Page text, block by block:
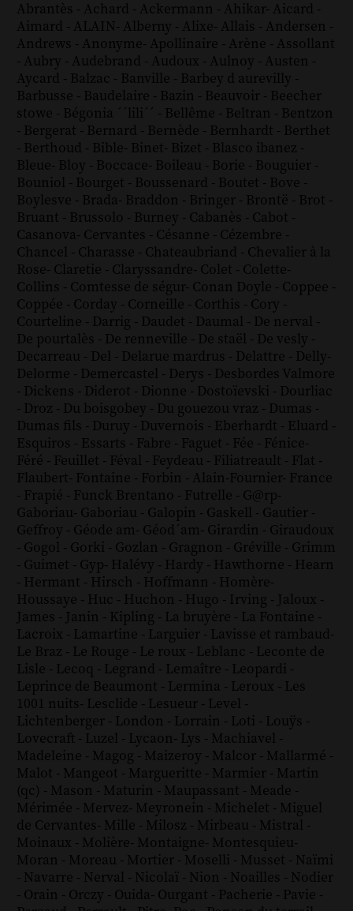
Abrantès - Achard - Ackermann - Ahikar- Aicard -
Aimard - ALAIN- Alberny - Alixe- Allais - Andersen -
Andrews - Anonyme- Apollinaire - Arène - Assollant
- Aubry - Audebrand - Audoux - Aulnoy - Austen -
Aycard - Balzac - Banville - Barbey d aurevilly -
Barbusse - Baudelaire - Bazin - Beauvoir - Beecher
stowe - Bégonia ´´lili´´ - Bellême - Beltran - Bentzon
- Bergerat - Bernard - Bernède - Bernhardt - Berthet
- Berthoud - Bible- Binet- Bizet - Blasco ibanez -
Bleue- Bloy - Boccace- Boileau - Borie - Bouguier -
Bouniol - Bourget - Boussenard - Boutet - Bove -
Boylesve - Brada- Braddon - Bringer - Brontë - Brot -
Bruant - Brussolo - Burney - Cabanès - Cabot -
Casanova- Cervantes - Césanne - Cézembre -
Chancel - Charasse - Chateaubriand - Chevalier à la
Rose- Claretie - Claryssandre- Colet - Colette-
Collins - Comtesse de ségur- Conan Doyle - Coppee -
Coppée - Corday - Corneille - Corthis - Cory -
Courteline - Darrig - Daudet - Daumal - De nerval -
De pourtalès - De renneville - De staël - De vesly -
Decarreau - Del - Delarue mardrus - Delattre - Delly-
Delorme - Demercastel - Derys - Desbordes Valmore
- Dickens - Diderot - Dionne - Dostoïevski - Dourliac
- Droz - Du boisgobey - Du gouezou vraz - Dumas -
Dumas fils - Duruy - Duvernois - Eberhardt - Eluard -
Esquiros - Essarts - Fabre - Faguet - Fée - Fénice-
Féré - Feuillet - Féval - Feydeau - Filiatreault - Flat -
Flaubert- Fontaine - Forbin - Alain-Fournier- France
- Frapié - Funck Brentano - Futrelle - G@rp-
Gaboriau- Gaboriau - Galopin - Gaskell - Gautier -
Geffroy - Géode am- Géod´am- Girardin - Giraudoux
- Gogol - Gorki - Gozlan - Gragnon - Gréville - Grimm
- Guimet - Gyp- Halévy - Hardy - Hawthorne - Hearn
- Hermant - Hirsch - Hoffmann - Homère-
Houssaye - Huc - Huchon - Hugo - Irving - Jaloux -
James - Janin - Kipling - La bruyère - La Fontaine -
Lacroix - Lamartine - Larguier - Lavisse et rambaud-
Le Braz - Le Rouge - Le roux - Leblanc - Leconte de
Lisle - Lecoq - Legrand - Lemaître - Leopardi -
Leprince de Beaumont - Lermina - Leroux - Les
1001 nuits- Lesclide - Lesueur - Level -
Lichtenberger - London - Lorrain - Loti - Louÿs -
Lovecraft - Luzel - Lycaon- Lys - Machiavel -
Madeleine - Magog - Maizeroy - Malcor - Mallarmé -
Malot - Mangeot - Margueritte - Marmier - Martin
(qc) - Mason - Maturin - Maupassant - Meade -
Mérimée - Mervez- Meyronein - Michelet - Miguel
de Cervantes- Mille - Milosz - Mirbeau - Mistral -
Moinaux - Molière- Montaigne- Montesquieu-
Moran - Moreau - Mortier - Moselli - Musset - Naïmi
- Navarre - Nerval - Nicolaï - Nion - Noailles - Nodier
- Orain - Orczy - Ouida- Ourgant - Pacherie - Pavie -